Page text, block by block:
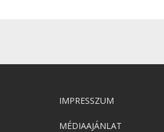
IMPRESSZUM
MÉDIAAJÁNLAT